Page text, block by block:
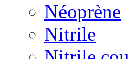
Néoprène
Nitrile